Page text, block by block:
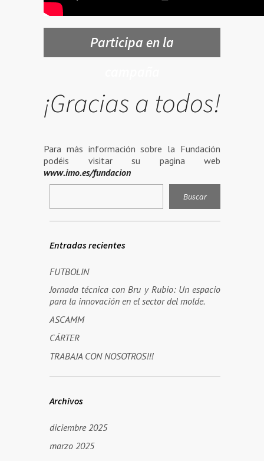
Participa en la
¡Gracias a todos!
Para más información sobre la Fundación
podéis visitar su pagina web
www.imo.es/fundacion
Entradas recientes
FUTBOLIN
Jornada técnica con Bru y Rubio: Un espacio
para la innovación en el sector del molde.
ASCAMM
CÁRTER
TRABAJA CON NOSOTROS!!!
Archivos
diciembre 2025
marzo 2025